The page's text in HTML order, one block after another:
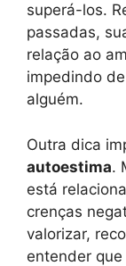
superá-los.
passadas,
relação ao
impedindo
alguém.
Outra dica
autoestima.
está
crenças
valorizar,
entender